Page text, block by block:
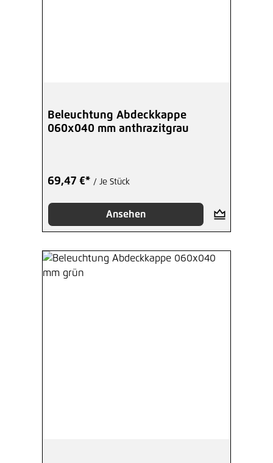
Beleuchtung Abdeckkappe
060x040 mm anthrazitgrau
69,47 €* / Je Stück
Ansehen